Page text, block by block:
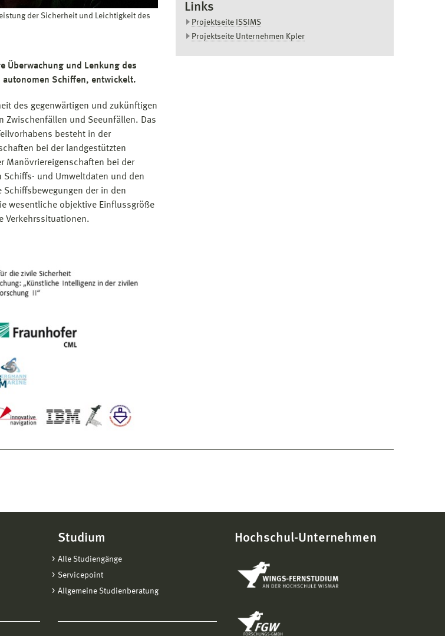
der Sicherheit und Leichtigkeit des
Überwachung und Lenkung des
Schiffen, entwickelt.
des gegenwärtigen und zukünftigen
Zwischenfällen und Seeunfällen. Das
besteht in der
bei der landgestützten
Manövriereigenschaften bei der
Schiffs- und Umweltdaten und den
der in den
wesentliche objektive Einflussgröße
Verkehrssituationen.
Links
Projektseite ISSIMS
Projektseite Unternehmen Kpler
Studium
Alle Studiengänge
Servicepoint
Allgemeine Studienberatung
Hochschul-Unternehmen